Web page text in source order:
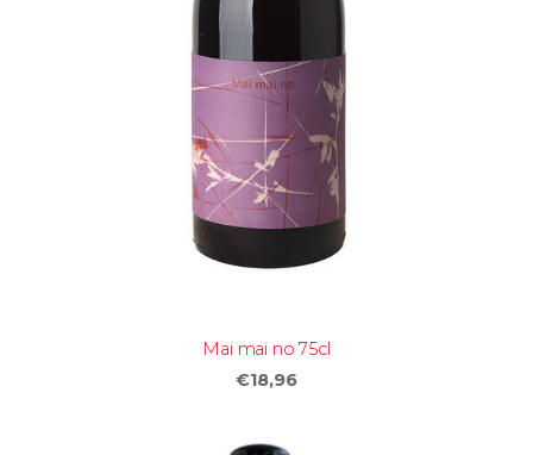
Mai mai no 75cl
€18,96